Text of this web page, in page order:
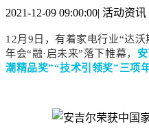
2021-12-09 09:00:00| 活动资讯
12月9日，有着家电行业“达
年会“融·启未来”落下帷幕，
潮精品奖”“技术引领奖”三项